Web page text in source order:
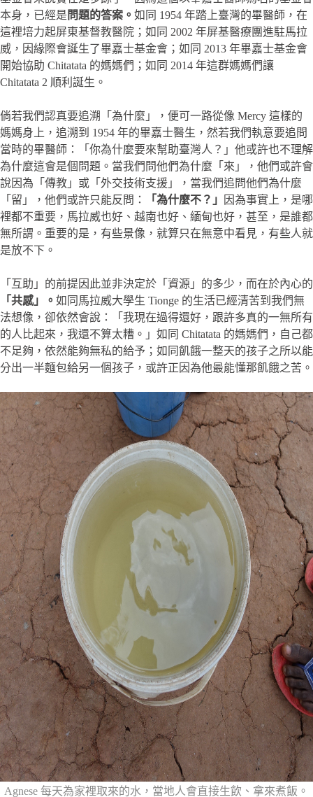
本身，已經是 問題的答案。 如同 1954 年踏上臺灣的畢醫師，在
這裡培力起屏東基督教醫院；如同 2002 年屏基醫療團進駐馬拉
威，因緣際會誕生了畢嘉士基金會；如同 2013 年畢嘉士基金會
開始協助 Chitatata 的媽媽們；如同 2014 年這群媽媽們讓
Chitatata 2 順利誕生。
倘若我們認真要追溯「為什麼」，便可一路從像 Mercy 這樣的
媽媽身上，追溯到 1954 年的畢嘉士醫生，然若我們執意要追問
當時的畢醫師：「你為什麼要來幫助臺灣人？」他或許也不理解
為什麼這會是個問題。當我們問他們為什麼「來」，他們或許會
說因為「傳教」或「外交技術支援」，當我們追問他們為什麼
「留」，他們或許只能反問：
「為什麼不？」
因為事實上，是哪
裡都不重要，馬拉威也好、越南也好、緬甸也好，甚至，是誰都
無所謂。重要的是，有些景像，就算只在無意中看見，有些人就
是放不下。
「互助」的前提因此並非決定於「資源」的多少，而在於內心的
「共感」。 如同馬拉威大學生 Tionge 的生活已經清苦到我們無
法想像，卻依然會說：「我現在過得還好，跟許多真的一無所有
的人比起來，我還不算太糟。」如同 Chitatata 的媽媽們，自己都
不足夠，依然能夠無私的給予；如同飢餓一整天的孩子之所以能
分出一半麵包給另一個孩子，或許正因為他最能懂那飢餓之苦。
Agnese 每天為家裡取來的水，當地人會直接生飲、拿來煮飯。